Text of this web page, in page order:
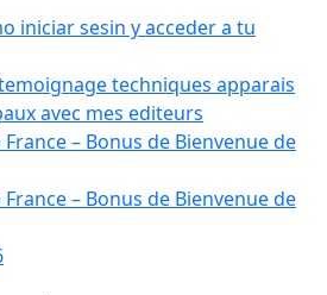
iniciar sesin y acceder a tu
techniques apparais
avec mes editeurs
– Bonus de Bienvenue de
– Bonus de Bienvenue de